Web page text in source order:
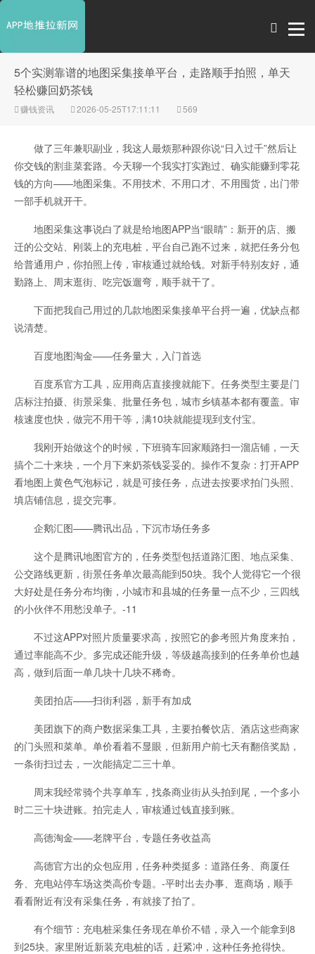
5个实测靠谱的地图采集接单平台，走路顺手拍照，单天
轻松赚回奶茶钱
赚钱资讯 2026-05-25T17:11:11 569
做了三年兼职副业，我这人最烦那种跟你说“日入过千”然后让
你交钱的割韭菜套路。今天聊一个我实打实跑过、确实能赚到零花
钱的方向——地图采集。不用技术、不用口才、不用囤货，出门带
一部手机就开干。
地图采集这事说白了就是给地图APP当“眼睛”：新开的店、搬
迁的公交站、刚装上的充电桩，平台自己跑不过来，就把任务分包
给普通用户，你拍照上传，审核通过就给钱。对新手特别友好，通
勤路上、周末逛街、吃完饭遛弯，顺手就干了。
下面把我自己用过的几款地图采集接单平台捋一遍，优缺点都
说清楚。
百度地图淘金——任务量大，入门首选
百度系官方工具，应用商店直接搜就能下。任务类型主要是门
店标注拍摄、街景采集、批量任务包，城市乡镇基本都有覆盖。审
核速度也快，做完不用干等，满10块就能提现到支付宝。
我刚开始做这个的时候，下班骑车回家顺路扫一溜店铺，一天
搞个二十来块，一个月下来奶茶钱妥妥的。操作不复杂：打开APP
看地图上黄色气泡标记，就是可接任务，点进去按要求拍门头照、
填店铺信息，提交完事。
企鹅汇图——腾讯出品，下沉市场任务多
这个是腾讯地图官方的，任务类型包括道路汇图、地点采集、
公交路线更新，街景任务单次最高能到50块。我个人觉得它一个很
大好处是任务分布均衡，小城市和县城的任务量一点不少，三四线
的小伙伴不用愁没单子。-11
不过这APP对照片质量要求高，按照它的参考照片角度来拍，
通过率能高不少。多完成还能升级，等级越高接到的任务单价也越
高，做到后面一单几块十几块不稀奇。
美团拍店——扫街利器，新手有加成
美团旗下的商户数据采集工具，主要拍餐饮店、酒店这些商家
的门头照和菜单。单价看着不显眼，但新用户前七天有翻倍奖励，
一条街扫过去，一次能搞定二三十单。
周末我经常骑个共享单车，找条商业街从头拍到尾，一个多小
时二三十块进账。拍完走人，审核通过钱直接到账。
高德淘金——老牌平台，专题任务收益高
高德官方出的众包应用，任务种类挺多：道路任务、商厦任
务、充电站停车场这类高价专题。-平时出去办事、逛商场，顺手
看看附近有没有采集任务，有就接了拍了。
有个细节：充电桩采集任务现在单价不错，录入一个能拿到8
到25块。家里附近新装充电桩的话，赶紧冲，这种任务抢得快。